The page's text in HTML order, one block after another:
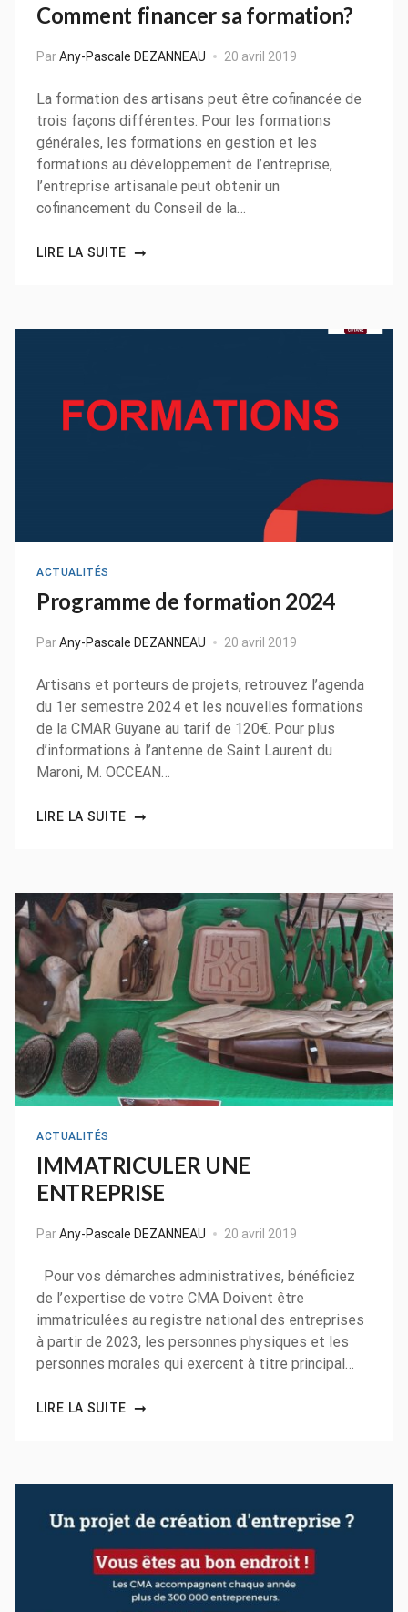
Comment financer sa formation?
ParAny-Pascale DEZANNEAU 20 avril 2019
La formation des artisans peut être cofinancée de
trois façons différentes. Pour les formations
générales, les formations en gestion et les
formations au développement de l’entreprise,
l’entreprise artisanale peut obtenir un
cofinancement du Conseil de la…
LIRE LA SUITE
ACTUALITÉS
Programme de formation 2024
ParAny-Pascale DEZANNEAU 20 avril 2019
Artisans et porteurs de projets, retrouvez l’agenda
du 1er semestre 2024 et les nouvelles formations
de la CMAR Guyane au tarif de 120€. Pour plus
d’informations à l’antenne de Saint Laurent du
Maroni, M. OCCEAN…
LIRE LA SUITE
ACTUALITÉS
IMMATRICULER UNE
ENTREPRISE
ParAny-Pascale DEZANNEAU 20 avril 2019
Pour vos démarches administratives, bénéficiez
de l’expertise de votre CMA Doivent être
immatriculées au registre national des entreprises
à partir de 2023, les personnes physiques et les
personnes morales qui exercent à titre principal…
LIRE LA SUITE